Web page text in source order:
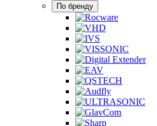
По бренду